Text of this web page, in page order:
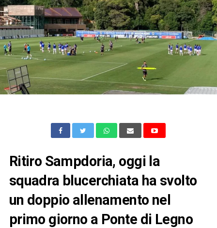
Ritiro Sampdoria, oggi la
squadra blucerchiata ha svolto
un doppio allenamento nel
primo giorno a Ponte di Legno